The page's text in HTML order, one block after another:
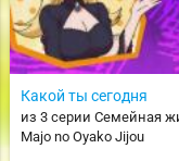
Какой ты сегодня
из 3 серии Семейная
Majo no Oyako Jijou